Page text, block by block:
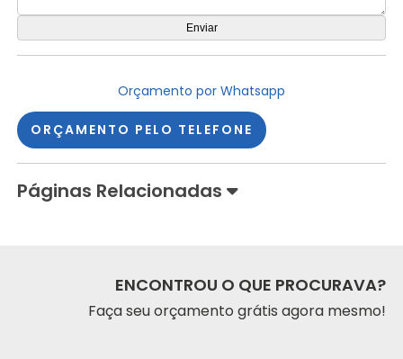
Orçamento por Whatsapp
ORÇAMENTO PELO TELEFONE
Páginas Relacionadas
ENCONTROU O QUE PROCURAVA?
Faça seu orçamento grátis agora mesmo!